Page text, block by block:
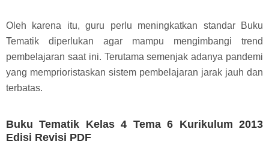
Oleh karena itu, guru perlu meningkatkan standar Buku
Tematik diperlukan agar mampu mengimbangi trend
pembelajaran saat ini. Terutama semenjak adanya pandemi
yang memprioristaskan sistem pembelajaran jarak jauh dan
terbatas.
Buku Tematik Kelas 4 Tema 6 Kurikulum 2013
Edisi Revisi PDF